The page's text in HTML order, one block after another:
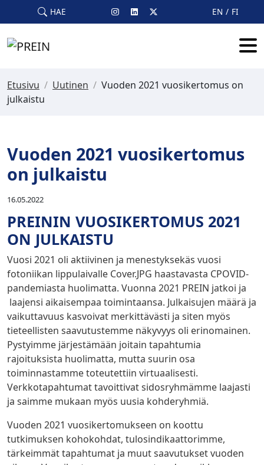
Skip to main content
HAE EN FI
Etusivu / Uutinen / Vuoden 2021 vuosikertomus on
julkaistu
Vuoden 2021 vuosikertomus
on julkaistu
16.05.2022
PREININ VUOSIKERTOMUS 2021
ON JULKAISTU
Vuosi 2021 oli aktiivinen ja menestyksekäs vuosi
fotoniikan lippulaivalle Cover.JPG haastavasta CPOVID-
pandemiasta huolimatta. Vuonna 2021 PREIN jatkoi ja
laajensi aikaisempaa toimintaansa. Julkaisujen määrä ja
vaikuttavuus kasvoivat merkittävästi ja siten myös
tieteellisten saavutustemme näkyvyys oli erinomainen.
Pystyimme järjestämään joitain tapahtumia
rajoituksista huolimatta, mutta suurin osa
toiminnastamme toteutettiin virtuaalisesti.
Verkkotapahtumat tavoittivat sidosryhmämme laajasti
ja saimme mukaan myös uusia kohderyhmiä.
Vuoden 2021 vuosikertomukseen on koottu
tutkimuksen kohokohdat, tulosindikaattorimme,
tärkeimmät tapahtumat ja muut saavutukset vuoden